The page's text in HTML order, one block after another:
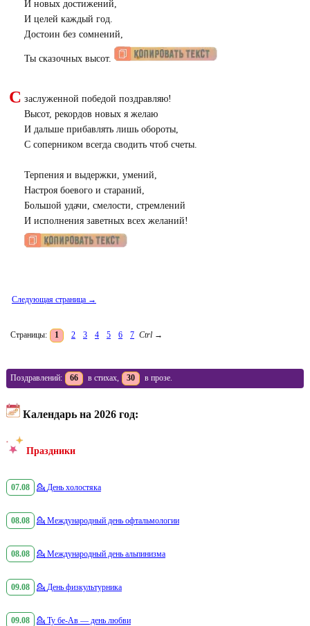
И новых достижений,
И целей каждый год.
Достоин без сомнений,
Ты сказочных высот.
С заслуженной победой поздравляю!
Высот, рекордов новых я желаю
И дальше прибавлять лишь обороты,
С соперником всегда сводить чтоб счеты.
Терпения и выдержки, умений,
Настроя боевого и стараний,
Большой удачи, смелости, стремлений
И исполнения заветных всех желаний!
Следующая страница →
Страницы: 1 2 3 4 5 6 7 Ctrl →
Поздравлений: 66 в стихах, 30 в прозе.
Календарь на 2026 год:
Праздники
07.08 💁 День холостяка
08.08 💁 Международный день офтальмологии
08.08 💁 Международный день альпинизма
09.08 💁 День физкультурника
09.08 💁 Ту бе-Ав — день любви